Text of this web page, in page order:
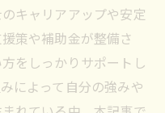
キャリアアップや安定
策や補助金が整備さ
をしっかりサポートし
によって自分の強みや